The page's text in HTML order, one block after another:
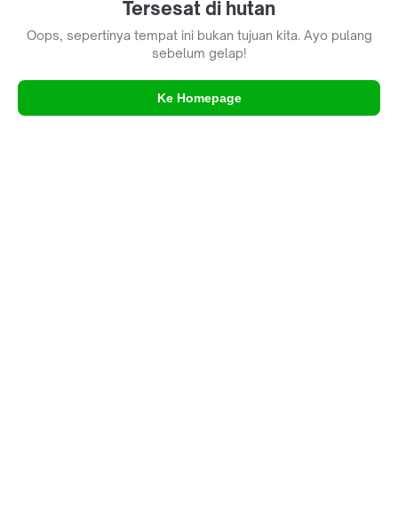
Tersesat di hutan
Oops, sepertinya tempat ini bukan tujuan kita. Ayo pulang
sebelum gelap!
Ke Homepage